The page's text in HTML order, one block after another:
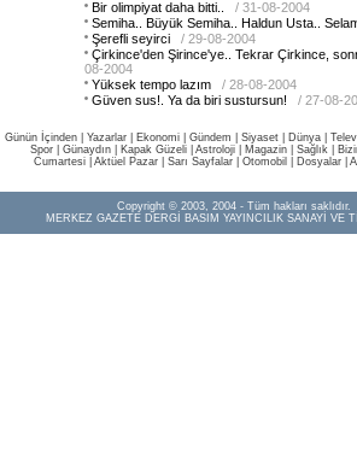
Bir olimpiyat daha bitti..
/ 31-08-2004
Semiha.. Büyük Semiha.. Haldun Usta..
Şerefli seyirci
/ 29-08-2004
Çirkince'den Şirince'ye.. Tekrar Çirkince,
08-2004
Yüksek tempo lazım
/ 28-08-2004
Güven sus!. Ya da biri sustursun!
/ 27-08-
Günün İçinden Yazarlar Ekonomi Gündem Siyaset Dünya |
Spor
Günaydın Kapak Güzeli Astroloji Magazin Sağlık
Cumartesi| Aktüel Pazar| Sarı Sayfalar| Otomobil Dosyalar|
Copyright © 2003, 2004 - Tüm hakları saklıdır.
MERKEZ GAZETE DERGİ BASIM YAYINCILIK SANAYİ VE